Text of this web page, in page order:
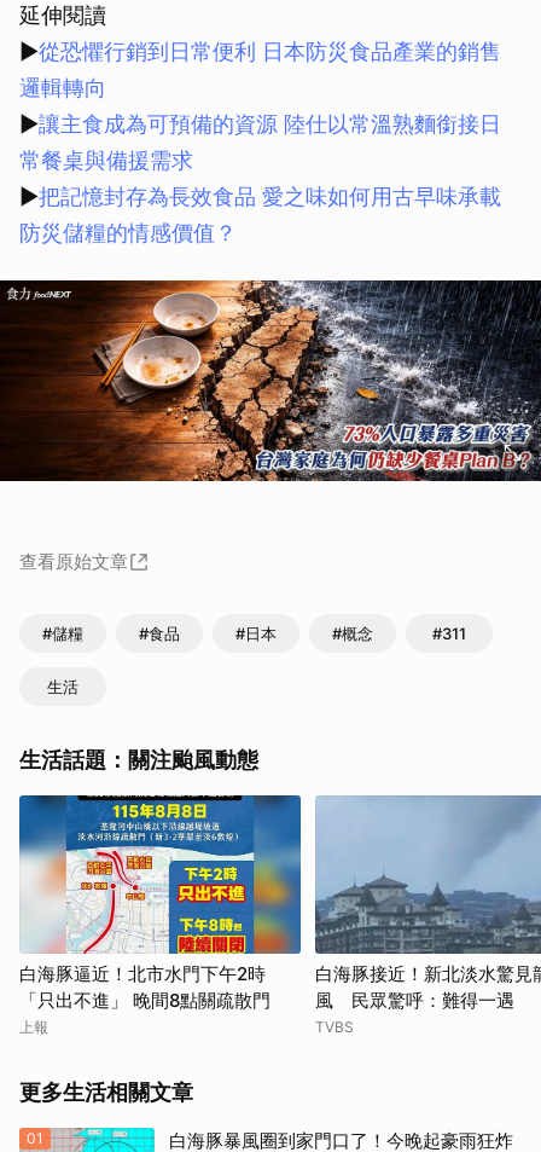
延伸閱讀
▶從恐懼行銷到日常便利 日本防災食品產業的銷售
邏輯轉向
▶讓主食成為可預備的資源 陸仕以常溫熟麵銜接日
常餐桌與備援需求
▶把記憶封存為長效食品 愛之味如何用古早味承載
防災儲糧的情感價值？
查看原始文章
#儲糧 #食品 #日本 #概念 #311
生活
生活話題：關注颱風動態
白海豚逼近！北市水門下午2時
「只出不進」 晚間8點關疏散門
上報
白海豚接近！新北淡水驚見
風 民眾驚呼：難得一遇
TVBS
更多生活相關文章
01 白海豚暴風圈到家門口了！今晚起豪雨狂炸